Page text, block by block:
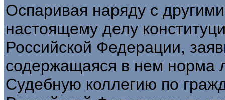
Оспаривая наряду с
настоящему делу
Российской Федерации,
содержащаяся в нем норма
Судебную коллегию по